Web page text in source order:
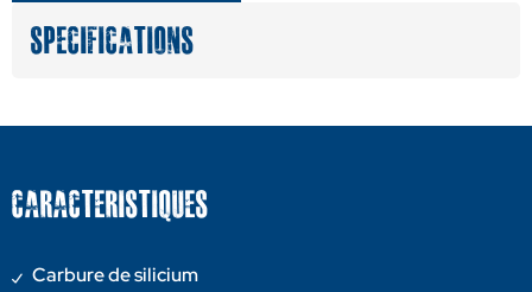
Specifications
CARACTERISTIQUES
Carbure de silicium